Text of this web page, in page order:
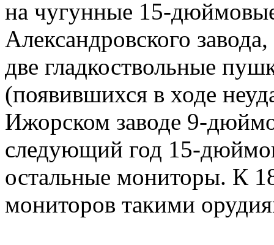
на чугунные 15-
Александровского
две гладкоствольные
(появившихся в ходе
Ижорском заводе 9-
следующий год 15-
остальные мониторы. К
мониторов такими